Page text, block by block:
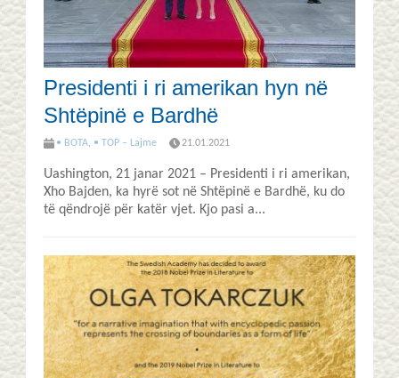
Presidenti i ri amerikan hyn në
Shtëpinë e Bardhë
• BOTA, • TOP – Lajme 21.01.2021
Uashington, 21 janar 2021 – Presidenti i ri amerikan,
Xho Bajden, ka hyrë sot në Shtëpinë e Bardhë, ku do
të qëndrojë për katër vjet. Kjo pasi a...